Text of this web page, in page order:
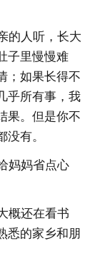
人听，长大
子里慢慢难
；如果长得不
乎所有事，我
果。但是你不
有。
妈妈省点心
概还在看书
悉的家乡和朋